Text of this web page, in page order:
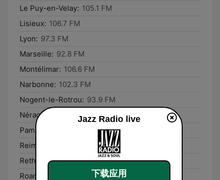
Le Puy-en-Velay: 105.1 FM
Lisieux: 106.7 FM
Lyon: 97.3 FM
Marseille: 92.8 FM
Montélimar: 106.6 FM
Narbonne: 102.3 FM
Nogent-le-Rotrou: 93.9 FM
Nérac:
Pamiers:
Reims:
Rethel:
93.8 FM
Roanne:
Jazz Radio live
下载应用